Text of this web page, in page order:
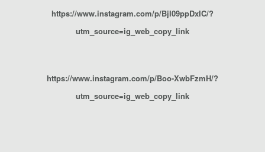
https://www.instagram.com/p/BjI09ppDxIC/?
utm_source=ig_web_copy_link
https://www.instagram.com/p/Boo-XwbFzmH/?
utm_source=ig_web_copy_link